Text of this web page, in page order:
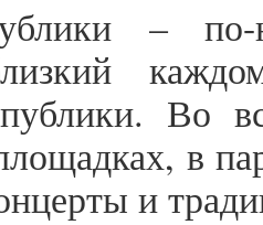
– по-
Во
в
и